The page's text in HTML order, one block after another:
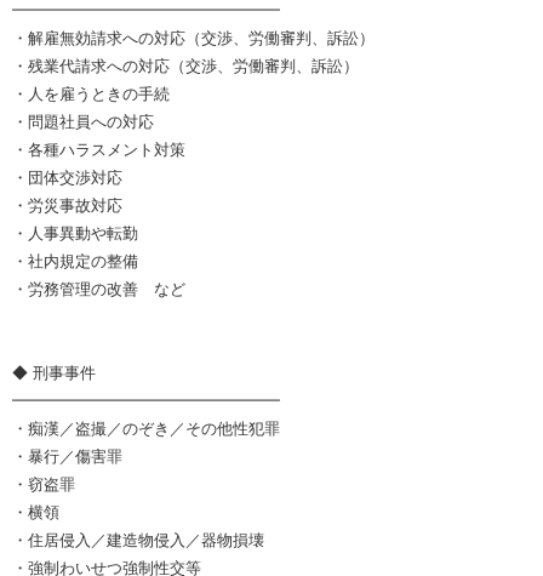
━━━━━━━━━━━━━━━━━
・解雇無効請求への対応（交渉、労働審判、訴訟）
・残業代請求への対応（交渉、労働審判、訴訟）
・人を雇うときの手続
・問題社員への対応
・各種ハラスメント対策
・団体交渉対応
・労災事故対応
・人事異動や転勤
・社内規定の整備
・労務管理の改善 など
◆ 刑事事件
━━━━━━━━━━━━━━━━━
・痴漢／盗撮／のぞき／その他性犯罪
・暴行／傷害罪
・窃盗罪
・横領
・住居侵入／建造物侵入／器物損壊
・強制わいせつ強制性交等